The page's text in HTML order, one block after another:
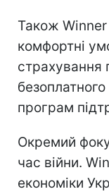
Також Winner
комфортні
страхування
програм
Окремий
час війни.
економіки